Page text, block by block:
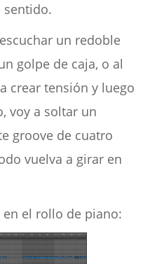
sentido.
un redoble
golpe de caja, o al
crear tensión y luego
voy a soltar un
groove de cuatro
vuelva a girar en
en el rollo de piano: